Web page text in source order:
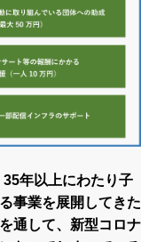
年以上にわたり子
事業を展開してきた
通して、新型コロナ